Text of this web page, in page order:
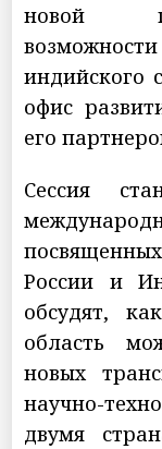
новой
индийского
офис
его
Сессия
России и
обсудят,
область
новых
научно-
двумя